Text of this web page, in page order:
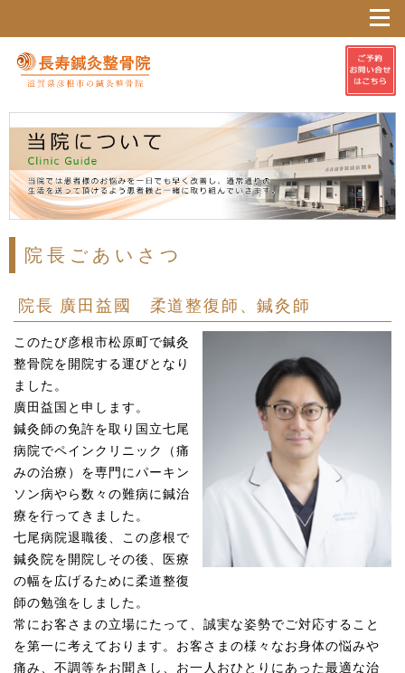
院長ごあいさつ
院長 廣田益國 柔道整復師、鍼灸師
このたび彦根市松原町で鍼灸
整骨院を開院する運びとなり
ました。
廣田益国と申します。
鍼灸師の免許を取り国立七尾
病院でペインクリニック（痛
みの治療）を専門にパーキン
ソン病やら数々の難病に鍼治
療を行ってきました。
七尾病院退職後、この彦根で
鍼灸院を開院しその後、医療
の幅を広げるために柔道整復
師の勉強をしました。
常にお客さまの立場にたって、誠実な姿勢でご対応すること
を第一に考えております。お客さまの様々なお身体の悩みや
痛み、不調等をお聞きし、お一人おひとりにあった最適な治